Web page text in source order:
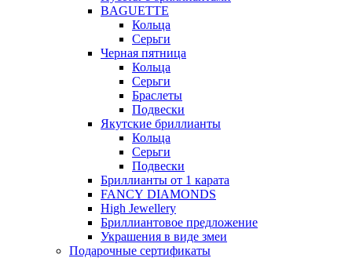
BAGUETTE
Кольца
Серьги
Черная пятница
Кольца
Серьги
Браслеты
Подвески
Якутские бриллианты
Кольца
Серьги
Подвески
Бриллианты от 1 карата
FANCY DIAMONDS
High Jewellery
Бриллиантовое предложение
Украшения в виде змеи
Подарочные сертификаты